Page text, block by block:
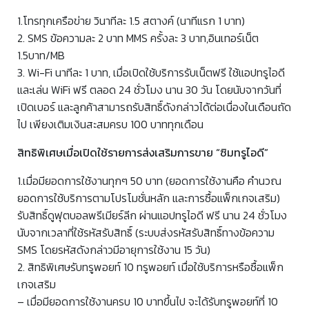
1.โทรทุกเครือข่าย วินาทีละ 1.5 สตางค์ (นาทีแรก 1 บาท)
2. SMS ข้อความละ 2 บาท MMS ครั้งละ 3 บาท,อินเทอร์เน็ต
1.5บาท/MB
3. Wi-Fi นาทีละ 1 บาท, เมื่อเปิดใช้บริการรับเน็ตฟรี ใช้แอปทรูไอดี
และเล่น WiFi ฟรี ตลอด 24 ชั่วโมง นาน 30 วัน โดยนับจากวันที่
เปิดเบอร์ และลูกค้าสามารถรับสิทธิ์ดังกล่าวได้ต่อเนื่องในเดือนถัด
ไป เพียงเติมเงินสะสมครบ 100 บาททุกเดือน
สิทธิพิเศษเมื่อเปิดใช้รายการส่งเสริมการขาย “ซิมทรูไอดี”
1.เมื่อมียอดการใช้งานทุกๆ 50 บาท (ยอดการใช้งานคือ คำนวณ
ยอดการใช้บริการตามโปรโมชั่นหลัก และการซื้อแพ็กเกจเสริม)
รับสิทธิ์ดูฟุตบอลพรีเมียร์ลีก ผ่านแอปทรูไอดี ฟรี นาน 24 ชั่วโมง
นับจากเวลาที่ใช้รหัสรับสิทธิ์ (ระบบส่งรหัสรับสิทธิ์ทางข้อความ
SMS โดยรหัสดังกล่าวมีอายุการใช้งาน 15 วัน)
2. สิทธิพิเศษรับทรูพอยท์ 10 ทรูพอยท์ เมื่อใช้บริการหรือซื้อแพ็ก
เกจเสริม
– เมื่อมียอดการใช้งานครบ 10 บาทขึ้นไป จะได้รับทรูพอยท์ที่ 10